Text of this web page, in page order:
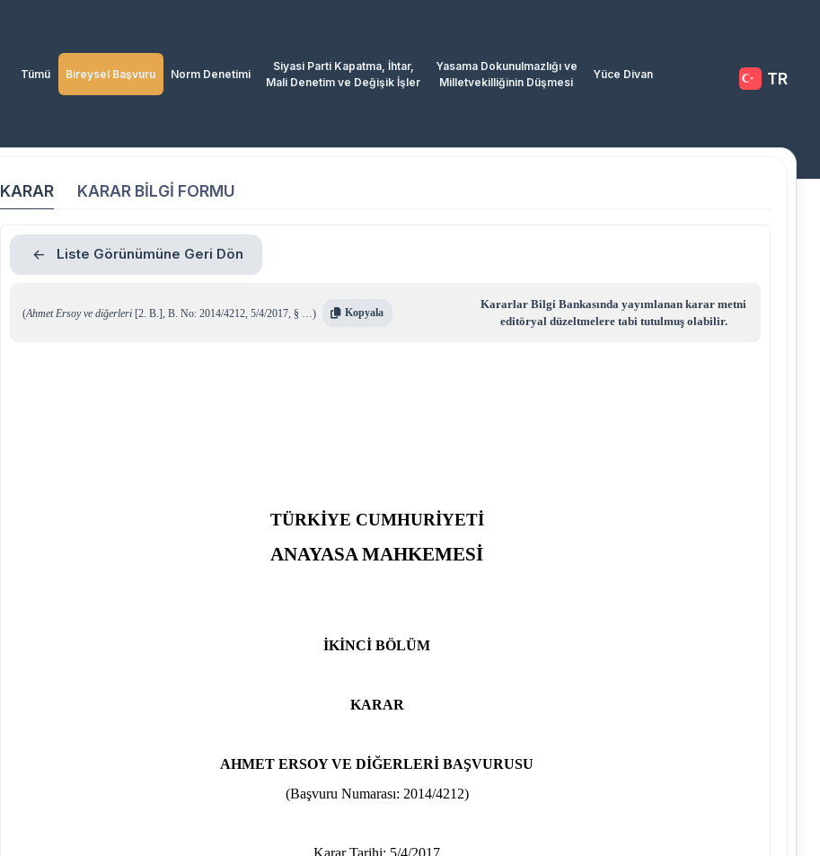
Tümü Bireysel Başvuru Norm Denetimi
Siyasi Parti Kapatma, İhtar,
Mali Denetim ve Değişik İşler
Yasama Dokunulmazlığı ve
Milletvekilliğinin Düşmesi
Yüce Divan TR
KARAR KARAR BİLGİ FORMU
Liste Görünümüne Geri Dön
(Ahmet Ersoy ve diğerleri [2. B.], B. No: 2014/4212, 5/4/2017, § …) Kopyala
Kararlar Bilgi Bankasında yayımlanan karar metni
editöryal düzeltmelere tabi tutulmuş olabilir.